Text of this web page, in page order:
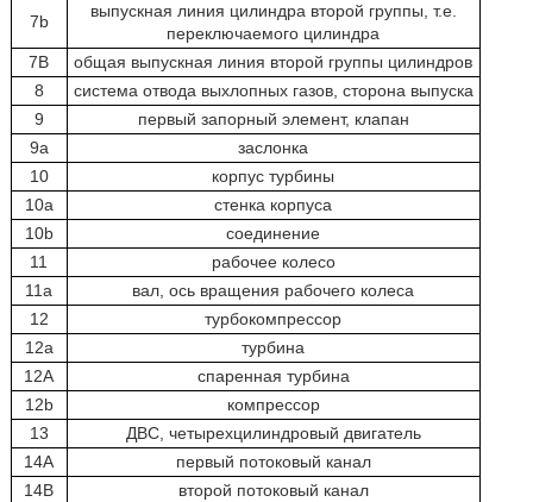
7b
выпускная линия цилиндра второй группы, т.е.
переключаемого цилиндра
7В
общая выпускная линия второй группы цилиндров
8
система отвода выхлопных газов, сторона выпуска
9
первый запорный элемент, клапан
9а
заслонка
10
корпус турбины
10а
стенка корпуса
10b
соединение
11
рабочее колесо
11а
вал, ось вращения рабочего колеса
12
турбокомпрессор
12а
турбина
12А
спаренная турбина
12b
компрессор
13
ДВС, четырехцилиндровый двигатель
14А
первый потоковый канал
14В
второй потоковый канал